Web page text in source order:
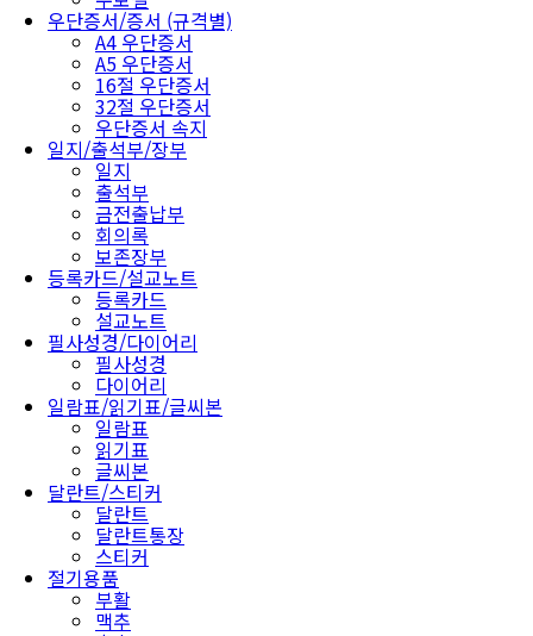
우단증서/증서 (규격별)
A4 우단증서
A5 우단증서
16절 우단증서
32절 우단증서
우단증서 속지
일지/출석부/장부
일지
출석부
금전출납부
회의록
보존장부
등록카드/설교노트
등록카드
설교노트
필사성경/다이어리
필사성경
다이어리
일람표/읽기표/글씨본
일람표
읽기표
글씨본
달란트/스티커
달란트
달란트통장
스티커
절기용품
부활
맥추